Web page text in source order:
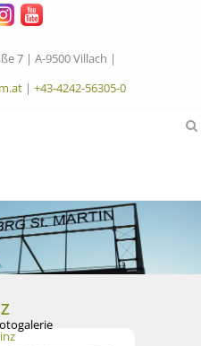
7 | A-9500 Villach |
| +43-4242-56305-0